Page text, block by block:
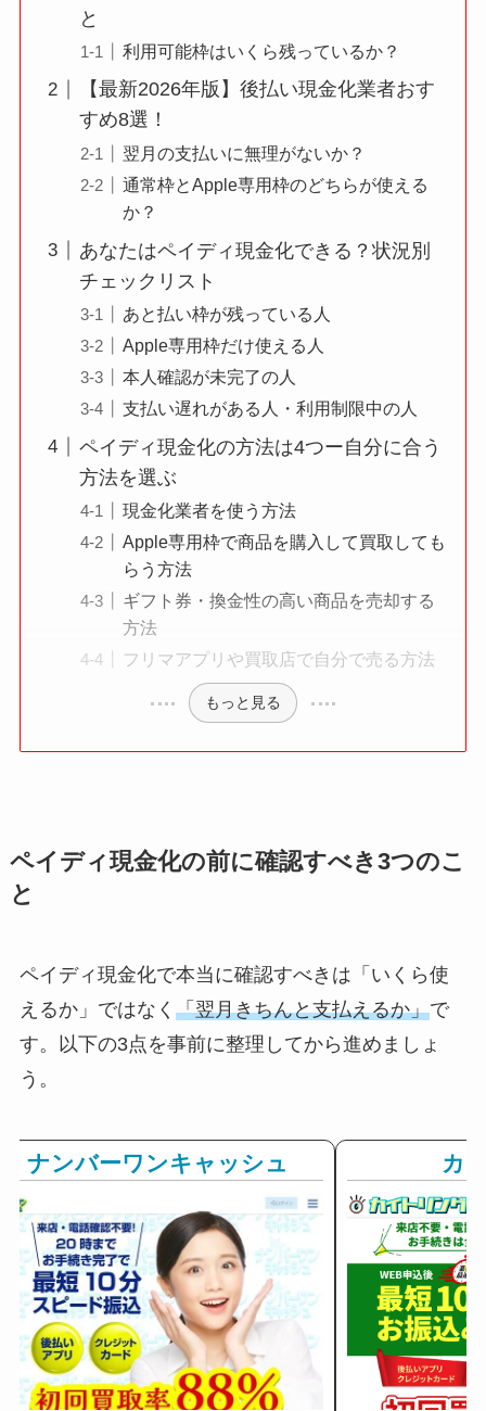
と
利用可能枠はいくら残っているか？
【最新2026年版】後払い現金化業者おす
すめ8選！
翌月の支払いに無理がないか？
通常枠とApple専用枠のどちらが使える
か？
あなたはペイディ現金化できる？状況別
チェックリスト
あと払い枠が残っている人
Apple専用枠だけ使える人
本人確認が未完了の人
支払い遅れがある人・利用制限中の人
ペイディ現金化の方法は4つー自分に合う
方法を選ぶ
現金化業者を使う方法
Apple専用枠で商品を購入して買取しても
らう方法
ギフト券・換金性の高い商品を売却する
方法
フリマアプリや買取店で自分で売る方法
もっと見る
ペイディ現金化の前に確認すべき3つのこ
と
ペイディ現金化で本当に確認すべきは「いくら使
えるか」ではなく 「翌月きちんと支払えるか」で
す。以下の3点を事前に整理してから進めましょ
う。
ナンバーワンキャッシュ カ